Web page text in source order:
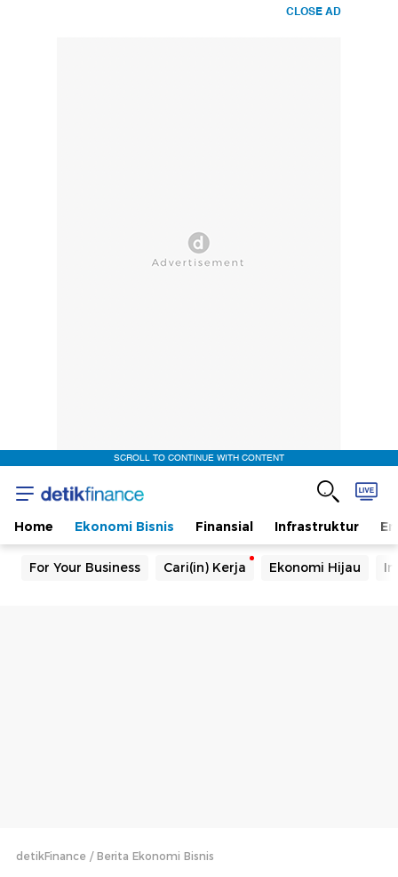
CLOSE AD
SCROLL TO CONTINUE WITH CONTENT
Home Ekonomi Bisnis Finansial Infrastruktur
For Your Business Cari(in) Kerja Ekonomi Hijau
detikFinance Berita Ekonomi Bisnis